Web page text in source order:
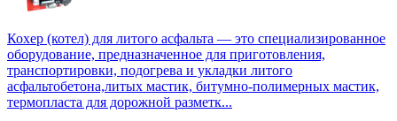
Кохер (котел) для литого асфальта — это специализированное
оборудование, предназначенное для приготовления,
транспортировки, подогрева и укладки литого
асфальтобетона,литых мастик, битумно-полимерных мастик,
термопласта для дорожной разметк...